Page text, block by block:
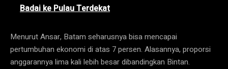
Badai ke Pulau Terdekat
Menurut Ansar, Batam seharusnya bisa mencapai
pertumbuhan ekonomi di atas 7 persen. Alasannya, proporsi
anggarannya lima kali lebih besar dibandingkan Bintan.